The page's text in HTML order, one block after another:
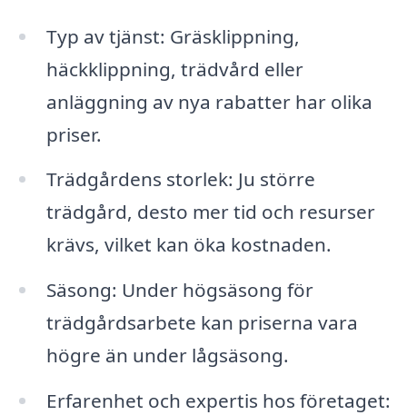
Typ av tjänst: Gräsklippning,
häckklippning, trädvård eller
anläggning av nya rabatter har olika
priser.
Trädgårdens storlek: Ju större
trädgård, desto mer tid och resurser
krävs, vilket kan öka kostnaden.
Säsong: Under högsäsong för
trädgårdsarbete kan priserna vara
högre än under lågsäsong.
Erfarenhet och expertis hos företaget: